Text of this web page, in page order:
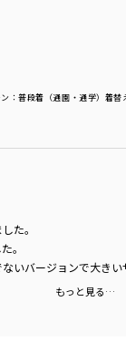
：普段着（通園・通学） 着替
た。
。
いバージョンで大き
もっと見る…